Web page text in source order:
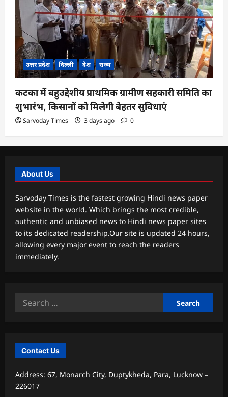
उत्तर प्रदेश दिल्ली देश राज्य
कटका में बहुउद्देशीय प्राथमिक ग्रामीण सहकारी समिति का
शुभारंभ, किसानों को मिलेगी बेहतर सुविधाएं
Sarvoday Times 3 days ago 0
About Us
Sarvoday Times is the fastest growing Hindi news paper
website in the world. Which brings the most credible,
authentic and unbiased news to Hindi news paper sites
to its dedicated readership.Our site is updated 24 hours,
allowing every major event to reach the readers
immediately.
Search
Contact Us
Address: 67, Monarch City, Duptykheda, Para, Lucknow –
226017